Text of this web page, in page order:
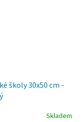
školy 30x50 cm -
Skladem